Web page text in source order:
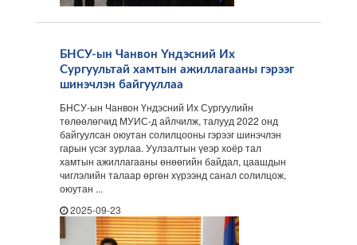
БНСУ-ын Чанвон Үндэсний Их
Сургуультай хамтын ажиллагааны гэрээг
шинэчлэн байгууллаа
БНСУ-ын Чанвон Үндэсний Их Сургуулийн
төлөөлөгчид МУИС-д айлчилж, талууд 2022 онд
байгуулсан оюутан солилцооны гэрээг шинэчлэн
гарын үсэг зурлаа. Уулзалтын үеэр хоёр тал
хамтын ажиллагааны өнөөгийн байдал, цаашдын
чиглэлийн талаар өргөн хүрээнд санал солилцож,
оюутан ...
2025-09-23